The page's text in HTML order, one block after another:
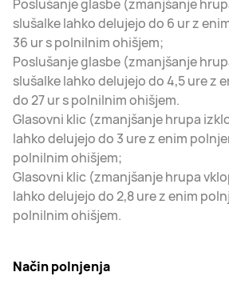
Poslušanje glasbe (zmanjšanje
slušalke lahko delujejo do 6 ur z
36 ur s polnilnim ohišjem;
Poslušanje glasbe (zmanjšanje
slušalke lahko delujejo do 4,5 ure z
do 27 ur s polnilnim ohišjem.
Glasovni klic (zmanjšanje hrupa
lahko delujejo do 3 ure z enim
polnilnim ohišjem;
Glasovni klic (zmanjšanje hrupa
lahko delujejo do 2,8 ure z enim
polnilnim ohišjem.
Način polnjenja